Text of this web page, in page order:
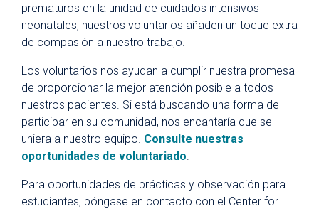
prematuros en la unidad de cuidados intensivos
neonatales, nuestros voluntarios añaden un toque extra
de compasión a nuestro trabajo.
Los voluntarios nos ayudan a cumplir nuestra promesa
de proporcionar la mejor atención posible a todos
nuestros pacientes. Si está buscando una forma de
participar en su comunidad, nos encantaría que se
uniera a nuestro equipo. Consulte nuestras
oportunidades de voluntariado
Para oportunidades de prácticas y observación para
estudiantes, póngase en contacto con el Center for